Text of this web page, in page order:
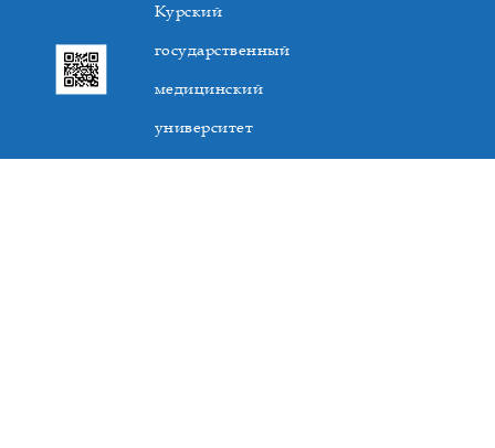
Курский
государственный
медицинский
университет